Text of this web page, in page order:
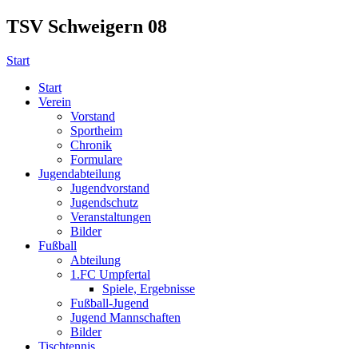
TSV Schweigern 08
Start
Start
Verein
Vorstand
Sportheim
Chronik
Formulare
Jugendabteilung
Jugendvorstand
Jugendschutz
Veranstaltungen
Bilder
Fußball
Abteilung
1.FC Umpfertal
Spiele, Ergebnisse
Fußball-Jugend
Jugend Mannschaften
Bilder
Tischtennis